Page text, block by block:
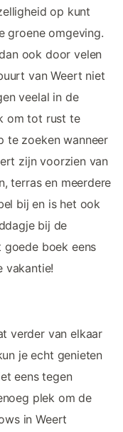
op kunt
groene omgeving.
ook door velen
van Weert niet
veelal in de
om tot rust te
te zoeken wanneer
zijn voorzien van
terras en meerdere
bij en is het ook
bij de
goede boek eens
vakantie!
verder van elkaar
je echt genieten
eens tegen
plek om de
in Weert